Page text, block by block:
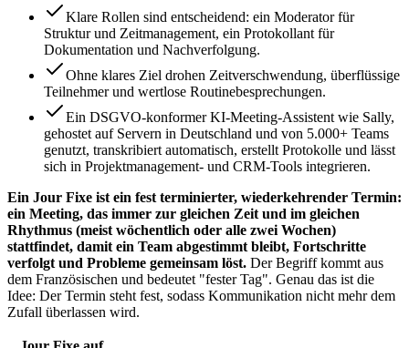
Klare Rollen sind entscheidend: ein Moderator für
Struktur und Zeitmanagement, ein Protokollant für
Dokumentation und Nachverfolgung.
Ohne klares Ziel drohen Zeitverschwendung, überflüssige
Teilnehmer und wertlose Routinebesprechungen.
Ein DSGVO-konformer KI-Meeting-Assistent wie Sally,
gehostet auf Servern in Deutschland und von 5.000+ Teams
genutzt, transkribiert automatisch, erstellt Protokolle und lässt
sich in Projektmanagement- und CRM-Tools integrieren.
Ein Jour Fixe ist ein fest terminierter, wiederkehrender Termin:
ein Meeting, das immer zur gleichen Zeit und im gleichen
Rhythmus (meist wöchentlich oder alle zwei Wochen)
stattfindet, damit ein Team abgestimmt bleibt, Fortschritte
verfolgt und Probleme gemeinsam löst. Der Begriff kommt aus
dem Französischen und bedeutet "fester Tag". Genau das ist die
Idee: Der Termin steht fest, sodass Kommunikation nicht mehr dem
Zufall überlassen wird.